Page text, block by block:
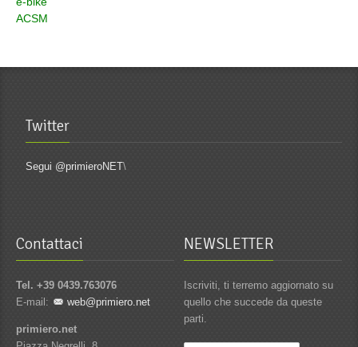
ACSM
Twitter
Segui @primieroNET\
Contattaci
Tel. +39 0439.763076
E-mail:
web@primiero.net
primiero.net
NEWSLETTER
Iscriviti, ti terremo aggiornato su
quello che succede da queste
parti.